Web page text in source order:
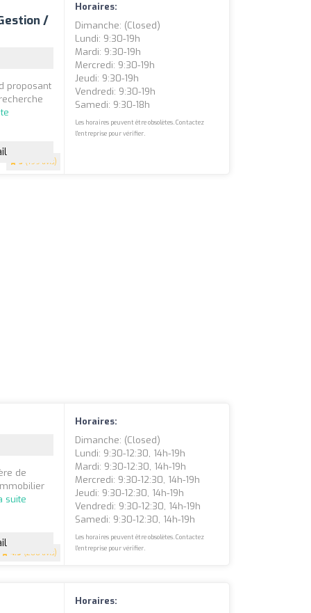
/
5 (199 avis)
proposant
Horaires:
Dimanche: (closed)
Lundi: 9:30-19h
Mardi: 9:30-19h
Mercredi: 9:30-19h
Jeudi: 9:30-19h
Vendredi: 9:30-19h
Samedi: 9:30-18h
Les horaires peuvent être obsolètes. Contactez
l'entreprise pour vérifier.
4.9 (200 avis)
de
suite
Horaires:
Dimanche: (closed)
Lundi: 9:30-12:30, 14h-19h
Mardi: 9:30-12:30, 14h-19h
Mercredi: 9:30-12:30, 14h-19h
Jeudi: 9:30-12:30, 14h-19h
Vendredi: 9:30-12:30, 14h-19h
Samedi: 9:30-12:30, 14h-19h
Les horaires peuvent être obsolètes. Contactez
l'entreprise pour vérifier.
Horaires: